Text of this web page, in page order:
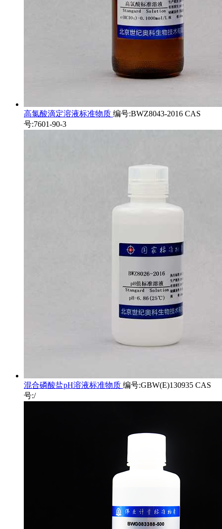
高氯酸滴定溶液标准物质 编号:BWZ8043-2016 CAS
号:7601-90-3
混合磷酸盐pH溶液标准物质 编号:GBW(E)130935 CAS
号:/